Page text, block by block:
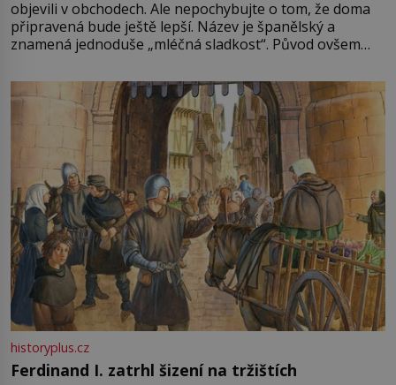
objevili v obchodech. Ale nepochybujte o tom, že doma
připravená bude ještě lepší. Název je španělský a
znamená jednoduše „mléčná sladkost“. Původ ovšem
pře hned několik latinskoamerických zemí a k tomu
Francie, kde se traduje,
historyplus.cz
Ferdinand I. zatrhl šizení na tržištích